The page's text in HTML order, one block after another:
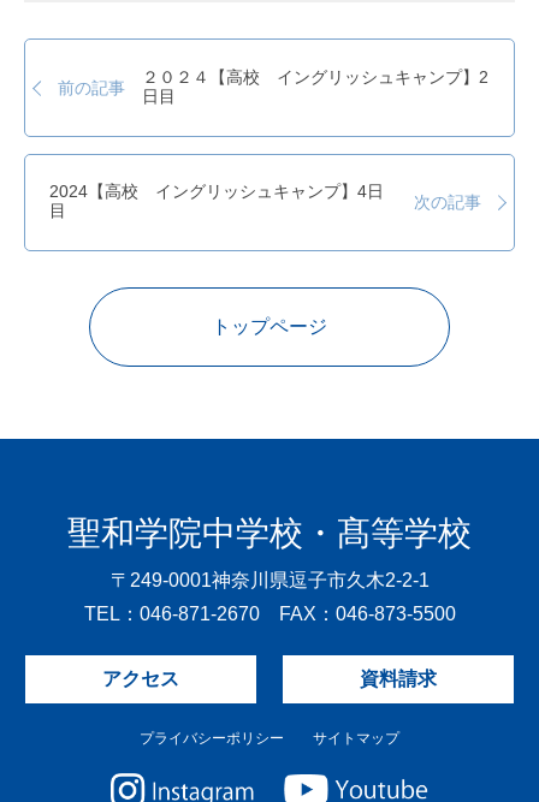
前の記事
２０２４【高校 イングリッシュキャンプ】2
日目
2024【高校 イングリッシュキャンプ】4日
目
次の記事
トップページ
聖和学院中学校・髙等学校
〒249-0001神奈川県逗子市久木2-2-1
TEL：046-871-2670 FAX：046-873-5500
アクセス 資料請求
プライバシーポリシー サイトマップ